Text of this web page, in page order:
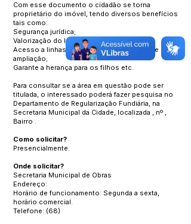
Com esse documento o cidadão se torna
proprietário do imóvel, tendo diversos benefícios
tais como:
Segurança jurídica;
Valorização do Imóvel;
Acesso a linhas de créditos para reformas e
ampliação;
Garante a herança para os filhos etc.
Para consultar se a área em questão pode ser
titulada, o interessado poderá fazer pesquisa no
Departamento de Regularização Fundiária, na
Secretaria Municipal da Cidade, localizada , nº ,
Bairro .
Como solicitar?
Presencialmente.
Onde solicitar?
Secretaria Municipal de Obras
Endereço:
Horário de funcionamento: Segunda a sexta,
horário comercial.
Telefone: (68)